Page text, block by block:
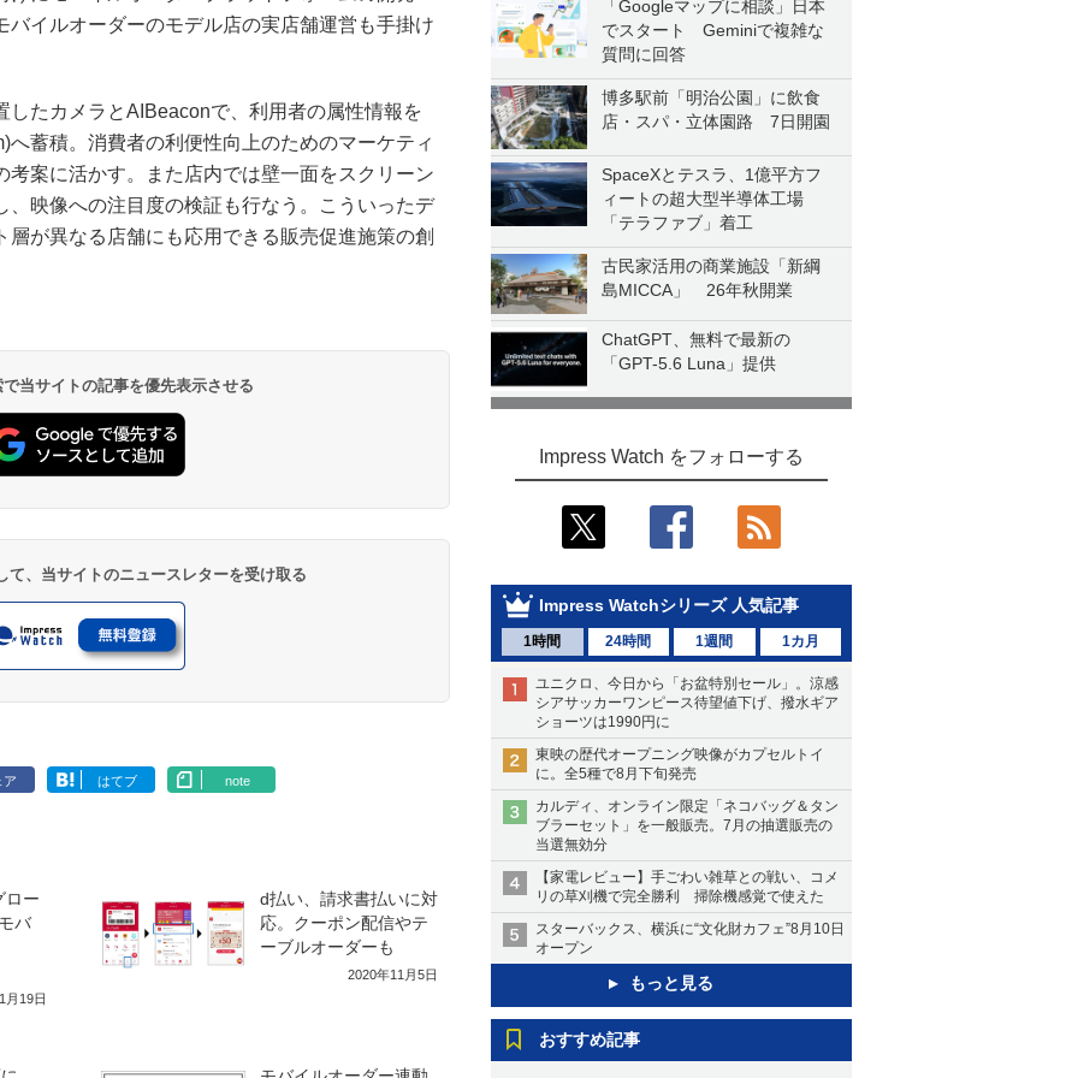
「Googleマップに相談」日本
でスタート Geminiで複雑な
質問に回答
博多駅前「明治公園」に飲食
店・スパ・立体園路 7日開園
SpaceXとテスラ、1億平方フ
ィートの超大型半導体工場
「テラファブ」着工
古民家活用の商業施設「新綱
島MICCA」 26年秋開業
ChatGPT、無料で最新の
「GPT-5.6 Luna」提供
Impress Watch をフォローする
Impress Watchシリーズ 人気記事
1時間 24時間 1週間 1カ月
ユニクロ、今日から「お盆特別セール」。涼感
シアサッカーワンピース待望値下げ、撥水ギア
ショーツは1990円に
東映の歴代オープニング映像がカプセルトイ
に。全5種で8月下旬発売
カルディ、オンライン限定「ネコバッグ＆タン
ブラーセット」を一般販売。7月の抽選販売の
当選無効分
【家電レビュー】手ごわい雑草との戦い、コメ
リの草刈機で完全勝利 掃除機感覚で使えた
スターバックス、横浜に“文化財カフェ”8月10日
オープン
もっと見る
おすすめ記事
バイルオーダーのモデル店の実店舗運営も手掛け
したカメラとAIBeaconで、利用者の属性情報を
へ蓄積。消費者の利便性向上のためのマーケティ
考案に活かす。また店内では壁一面をスクリーン
、映像への注目度の検証も行なう。こういったデ
が異なる店舗にも応用できる販売促進施策の創
当サイトの記事を優先表示させる
て、当サイトのニュースレターを受け取る
ア はてブ note
ロー
バ
月19日
d払い、請求書払いに対
応。クーポン配信やテ
ーブルオーダーも
2020年11月5日